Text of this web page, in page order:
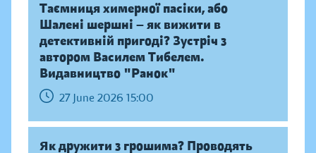
Таємниця химерної пасіки, або
Шалені шершні — як вижити в
детективній пригоді? Зустріч з
автором Василем Тибелем.
Видавництво "Ранок"
27 June 2026 15:00
Як дружити з грошима? Проводять